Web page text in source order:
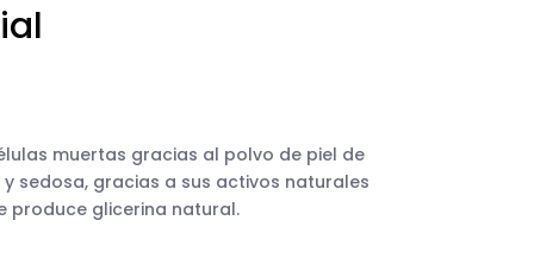
muertas gracias al polvo de piel de
sedosa, gracias a sus activos naturales
produce glicerina natural.